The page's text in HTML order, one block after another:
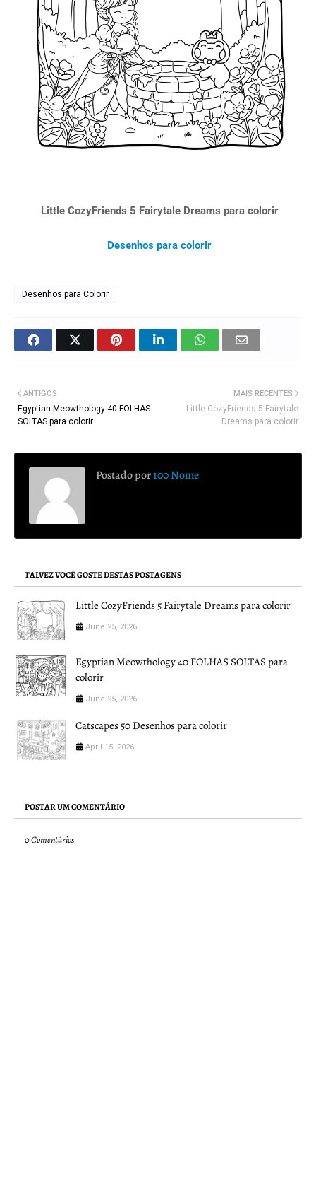
Little CozyFriends 5 Fairytale Dreams para colorir
Desenhos para colorir
Desenhos para Colorir
MAIS RECENTES
Little CozyFriends 5 Fairytale
Dreams para colorir
ANTIGOS
Egyptian Meowthology 40 FOLHAS
SOLTAS para colorir
Postado por100 Nome
TALVEZ VOCÊ GOSTE DESTAS POSTAGENS
Little CozyFriends 5 Fairytale Dreams para colorir
June 25, 2026
Egyptian Meowthology 40 FOLHAS SOLTAS para
colorir
June 25, 2026
Catscapes 50 Desenhos para colorir
April 15, 2026
POSTAR UM COMENTÁRIO
0 Comentários